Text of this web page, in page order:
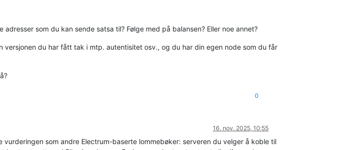
som du kan sende satsa til? Følge med på balansen? Eller noe annet?
du har fått tak i mtp. autentisitet osv., og du har din egen node som du får
0
16. nov. 2025, 10:55
vurderingen som andre Electrum-baserte lommebøker: serveren du velger å koble til